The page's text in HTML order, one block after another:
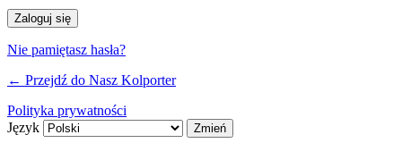
Nie pamiętasz hasła?
← Przejdź do Nasz Kolporter
Polityka prywatności
Język